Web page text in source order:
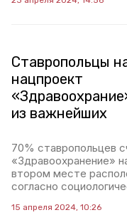
Ставропольцы
нацпроект
из важнейших
70% ставропольцев
«Здравоохранение»
втором месте
согласно
15 апреля 2024, 10:26